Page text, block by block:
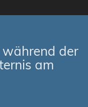
der
am